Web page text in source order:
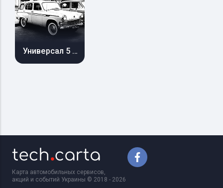
Универсал 5 дв.
Карта автомобильных сервисов,
акций и событий Украины © 2018 - 2026